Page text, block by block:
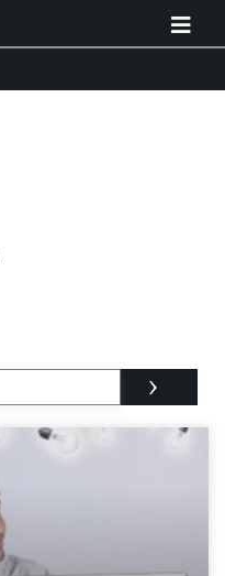
›